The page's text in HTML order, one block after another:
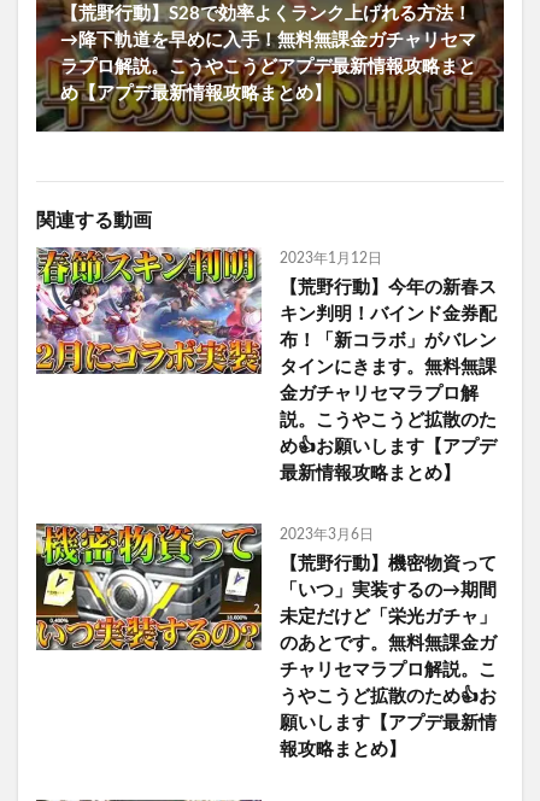
【荒野行動】S28で効率よくランク上げれる方法！
→降下軌道を早めに入手！無料無課金ガチャリセマ
ラプロ解説。こうやこうどアプデ最新情報攻略まと
め【アプデ最新情報攻略まとめ】
関連する動画
2023年1月12日
【荒野行動】今年の新春ス
キン判明！バインド金券配
布！「新コラボ」がバレン
タインにきます。無料無課
金ガチャリセマラプロ解
説。こうやこうど拡散のた
め👍お願いします【アプデ
最新情報攻略まとめ】
2023年3月6日
【荒野行動】機密物資って
「いつ」実装するの→期間
未定だけど「栄光ガチャ」
のあとです。無料無課金ガ
チャリセマラプロ解説。こ
うやこうど拡散のため👍お
願いします【アプデ最新情
報攻略まとめ】